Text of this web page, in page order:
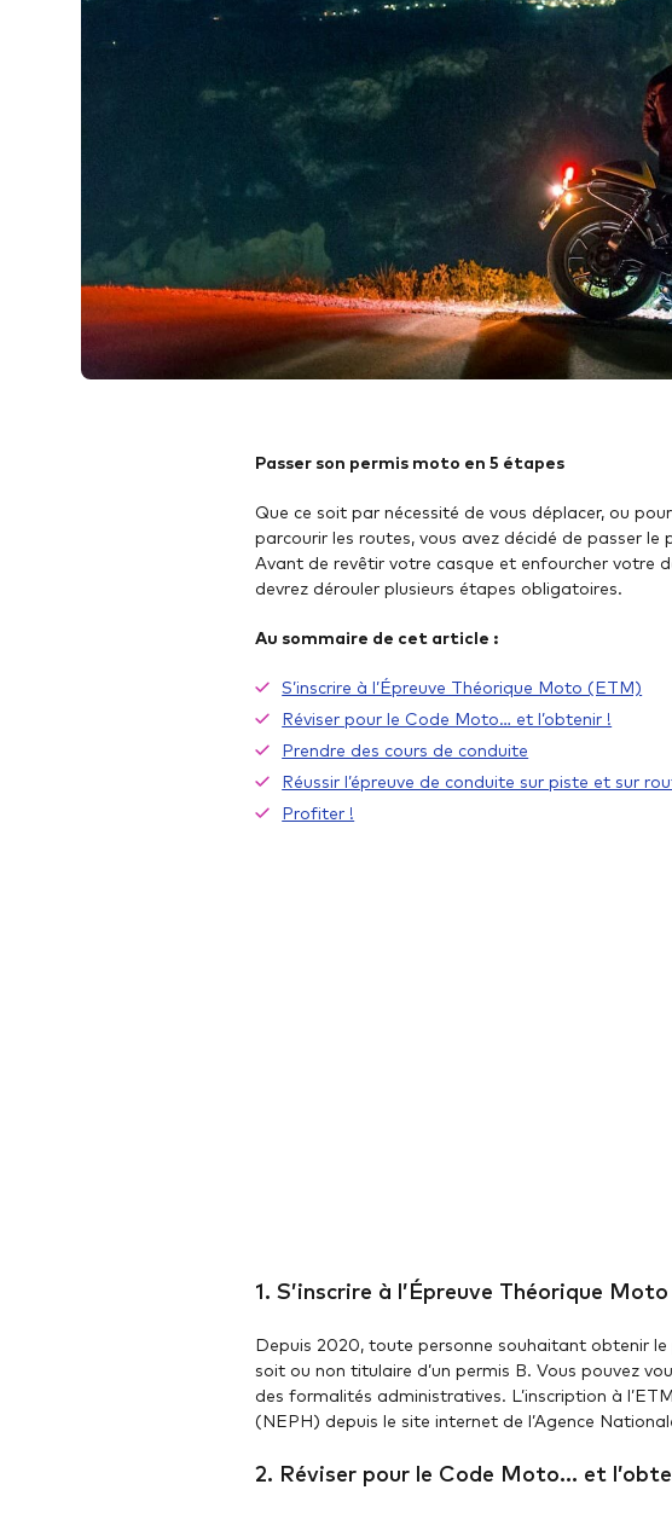
Épreuve Théorique Moto
Prix du permis moto
Faut-il repasser le Code
Tous nos conseils Moto
Passer son permis moto en 5 étapes
Que ce soit par nécessité de vous déplacer, ou
parcourir les routes, vous avez décidé de passer le
Avant de revêtir votre casque et enfourcher votre
devrez dérouler plusieurs étapes obligatoires.
Au sommaire de cet article :
S’inscrire à l’Épreuve Théorique Moto (ETM)
Réviser pour le Code Moto… et l’obtenir !
Prendre des cours de conduite
Réussir l’épreuve de conduite sur piste et sur
Profiter !
1. S’inscrire à l’Épreuve Théorique
Depuis 2020, toute personne souhaitant obtenir
soit ou non titulaire d’un permis B. Vous pouvez
des formalités administratives. L’inscription à
(NEPH) depuis le site internet de l’Agence
2. Réviser pour le Code Moto… et